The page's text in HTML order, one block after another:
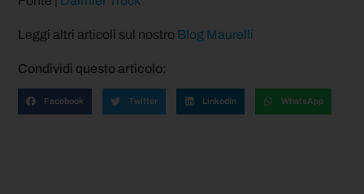
Leggi altri articoli sul nostro Blog Maurelli
Condividi questo articolo:
Facebook Twitter LinkedIn WhatsApp